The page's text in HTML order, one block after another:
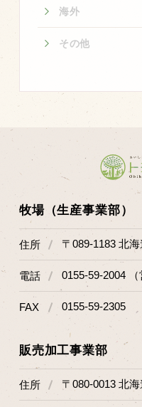
海外
その他
牧場（生産事業部）
住所 〒089-1183 北
電話 0155-59-2004 （
FAX 0155-59-2305
販売加工事業部
住所 〒080-0013 北
ＢtoＢ受発注シス
瑕疵とは
商品のご紹介
厚切ステーキ
カルビ串
ハンバーグ
黒にんにく
豊西ソース
ギフト
取り扱い店
販売店
飲食店